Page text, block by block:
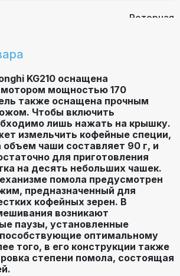
Роторная
KG210 оснащена
мотором мощностью 170
также оснащена прочным
Чтобы включить
лишь нажать на крышку.
измельчить кофейные специи,
объем чаши составляет 90 г, и
для приготовления
на десять небольших чашек.
помола предусмотрен
предназначенный для
кофейных зерен. В
возникают
паузы, установленные
оптимальному
того, в его конструкции также
степени помола, состоящая